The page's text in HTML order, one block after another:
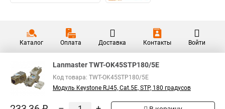
Каталог Оплата Доставка Контакты Войти
Lanmaster TWT-OK45STP180/5E
Код товара: TWT-OK45STP180/5E
Модуль Keystone RJ45, Cat.5E, STP, 180 градусов